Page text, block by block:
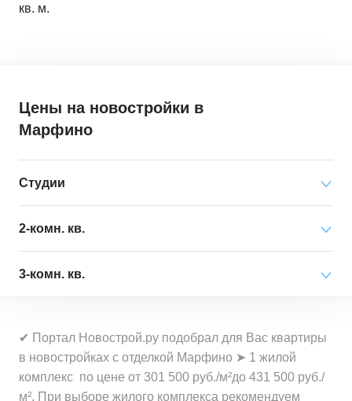
кв. м.
Цены на новостройки в
Марфино
Студии
Минимальная цена от 17 044 000 ₽
Минимальная цена от 336 600 ₽
2-комн. кв.
Минимальная цена от 21 976 000 ₽
Средняя цена
за квартиру
от 29 478 000 ₽
Минимальная цена от 301 500 ₽
3-комн. кв.
за квартиру
Средняя цена от 12 955 000 ₽
✔ Портал Новострой.ру подобрал для Вас квартиры
в новостройках с отделкой Марфино ➤ 1 жилой
комплекс по цене от 301 500 руб./м²до 431 500 руб./
м². При выборе жилого комплекса рекомендуем